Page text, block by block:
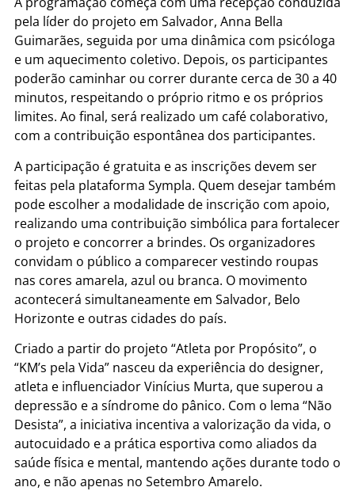
pela líder do projeto em Salvador, Anna Bella
Guimarães, seguida por uma dinâmica com psicóloga
e um aquecimento coletivo. Depois, os participantes
poderão caminhar ou correr durante cerca de 30 a 40
minutos, respeitando o próprio ritmo e os próprios
limites. Ao final, será realizado um café colaborativo,
com a contribuição espontânea dos participantes.
A participação é gratuita e as inscrições devem ser
feitas pela plataforma Sympla. Quem desejar também
pode escolher a modalidade de inscrição com apoio,
realizando uma contribuição simbólica para fortalecer
o projeto e concorrer a brindes. Os organizadores
convidam o público a comparecer vestindo roupas
nas cores amarela, azul ou branca. O movimento
acontecerá simultaneamente em Salvador, Belo
Horizonte e outras cidades do país.
Criado a partir do projeto “Atleta por Propósito”, o
“KM’s pela Vida” nasceu da experiência do designer,
atleta e influenciador Vinícius Murta, que superou a
depressão e a síndrome do pânico. Com o lema “Não
Desista”, a iniciativa incentiva a valorização da vida, o
autocuidado e a prática esportiva como aliados da
saúde física e mental, mantendo ações durante todo o
ano, e não apenas no Setembro Amarelo.